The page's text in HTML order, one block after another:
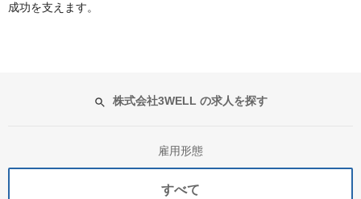
成功を支えます。
株式会社3WELL の求人を探す
雇用形態
すべて